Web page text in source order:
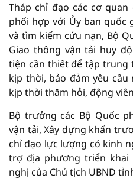
Tháp chỉ đạo các cơ
phối hợp với Ủy ban quốc
và tìm kiếm cứu nạn, Bộ
Giao thông vận tải huy
tiện cần thiết để tập trung
kịp thời, bảo đảm yêu
kịp thời thăm hỏi, động
Bộ trưởng các Bộ Quốc
vận tải, Xây dựng khẩn
chỉ đạo lực lượng có kinh
trợ địa phương triển
nghị của Chủ tịch UBND